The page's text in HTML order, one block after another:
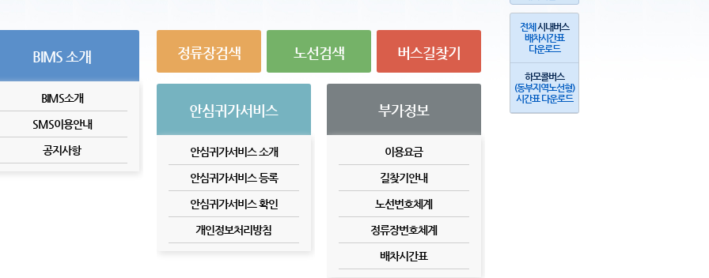
BIMS 소개
BIMS소개
SMS이용안내
공지사항
정류장검색 노선검색 버스길찾기
안심귀가서비스
안심귀가서비스 소개
안심귀가서비스 등록
안심귀가서비스 확인
개인정보처리방침
부가정보
이용요금
길찾기안내
노선번호체계
정류장번호체계
배차시간표
전체 시내버스
배차시간표
다운로드
하모콜버스
(동부지역노선형)
시간표 다운로드